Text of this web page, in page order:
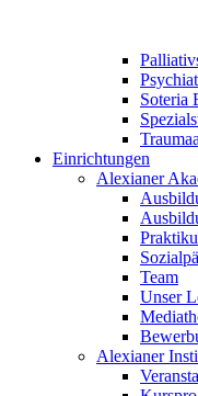
Soteria
Einrichtungen
Alexianer
Team
Unser
Alexianer